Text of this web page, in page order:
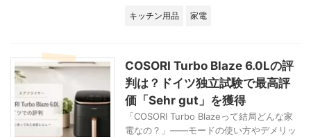
COSORI ...
キッチン用品 家電
COSORI Turbo Blaze 6.0Lの評
判は？ドイツ独立試験で最高評
価「Sehr gut」を獲得
「COSORI Turbo Blazeって結局どんな家
電なの？」——モードの使い方やデメリッ